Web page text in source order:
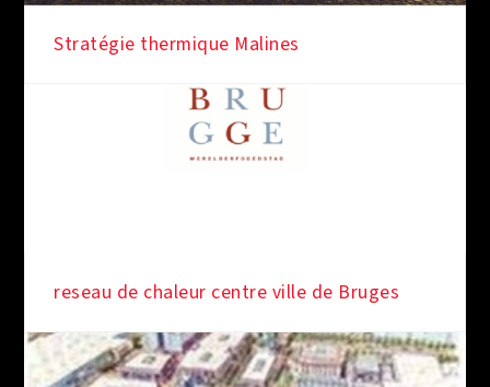
Stratégie thermique Malines
reseau de chaleur centre ville de Bruges